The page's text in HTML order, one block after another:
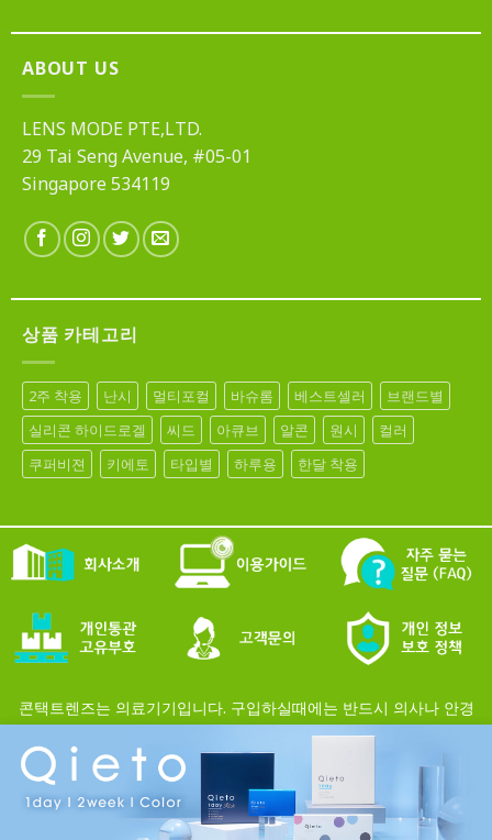
ABOUT US
LENS MODE PTE,LTD.
29 Tai Seng Avenue, #05-01
Singapore 534119
상품 카테고리
2주 착용 난시 멀티포컬 바슈롬 베스트셀러
브랜드별
실리콘 하이드로겔
씨드 아큐브 알콘 원시
컬러
쿠퍼비젼
키에토 타입별 하루용 한달 착용
콘택트렌즈는 의료기기입니다. 구입하실때에는 반드시 의사나 안경
사의 처방에 근거해 구입하시기 바랍니다.
개인정보보호정책 이용약관 공지사항 사이트맵 뉴스레터구독